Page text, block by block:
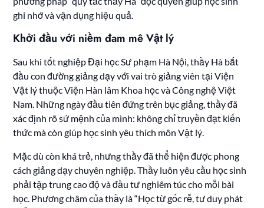
ghi nhớ và vận dụng hiệu quả.
Khởi đầu với niềm đam mê Vật lý
Sau khi tốt nghiệp Đại học Sư phạm Hà Nội, thầy Hà bắt
đầu con đường giảng dạy với vai trò giảng viên tại Viện
Vật lý thuộc Viện Hàn lâm Khoa học và Công nghệ Việt
Nam. Những ngày đầu tiên đứng trên bục giảng, thầy đã
xác định rõ sứ mệnh của mình: không chỉ truyền đạt kiến
thức mà còn giúp học sinh yêu thích môn Vật lý.
Mặc dù còn khá trẻ, nhưng thầy đã thể hiện được phong
cách giảng dạy chuyên nghiệp. Thầy luôn yêu cầu học sinh
phải tập trung cao độ và đầu tư nghiêm túc cho mỗi bài
học. Phương châm của thầy là “Học từ gốc rễ, tư duy phát